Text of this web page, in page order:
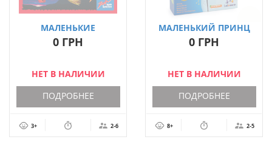
МАЛЕНЬКИЕ
ВЕДЬМОЧКИ (HUSCH
0 ГРН
НЕТ В НАЛИЧИИ
ПОДРОБНЕЕ
3+ 2-6
МАЛЕНЬКИЙ ПРИНЦ
(THE LITTLE PRINCE)
0 ГРН
НЕТ В НАЛИЧИИ
ПОДРОБНЕЕ
8+ 2-5